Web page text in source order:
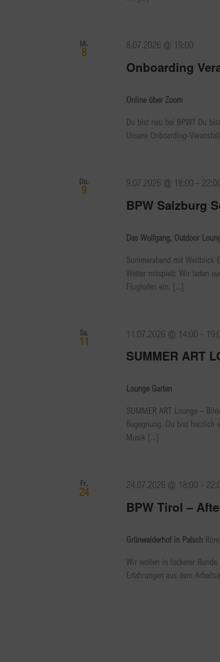
Mi.
8
Onboarding
8.07.2026 @ 19:00
Online über Zoom
Du bist neu bei BPW? Du
Unsere Onboarding-
Do.
9
BPW Salzburg
9.07.2026 @ 18:00 -
Das Wolfgang, Outdoor
Sommerabend mit Weitblick
Wetter mitspielt: Wir laden
Flughafen ein, [...]
Sa.
11
SUMMER ART
11.07.2026 @ 14:00 -
Lounge Garten
SUMMER ART Lounge –
Begegnung. Du bist herzlich
Musik [...]
Fr.
24
BPW Tirol –
24.07.2026 @ 18:00 -
Grünwalderhof in Patsch
Wir wollen in lockerer
Erfahrungen aus dem